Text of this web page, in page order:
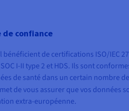
confiance
bénéficient de certifications ISO/IEC
I-II type 2 et HDS. Ils sont
de santé dans un certain nombre
de vous assurer que vos données
extra-européenne.